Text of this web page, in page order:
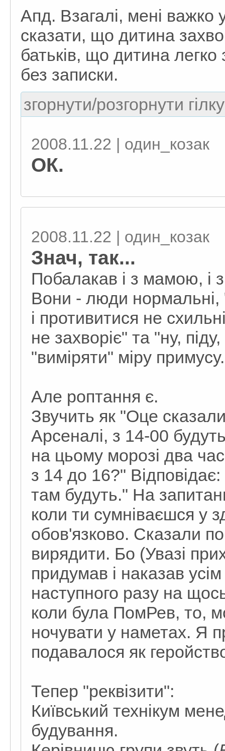
Апд. Взагалі, мені
сказати, що дитина
батьків, що дитина легко
без записки.
згорнути/розгорнути
2008.11.22 | один_козак
ОК.
2008.11.22 | один_козак
Знач, так...
Побалакав і з мамою, і
Вони - люди нормальні,
і противитися не
не захворіє" та "ну,
"виміряти" міру примусу.
Але роптання є.
Звучить як "Оце
Арсеналі, з 14-00
на цьому морозі два
з 14 до 16?"
там будуть." На
коли ти сумніваєшся у
обов'язково. Сказали
вирядити. Бо (Увазі
придумав і наказав
наступного разу на
коли була ПомРев, то,
ночувати у наметах. Я
подавалося як
Тепер "реквізити":
Київський технікум
будування.